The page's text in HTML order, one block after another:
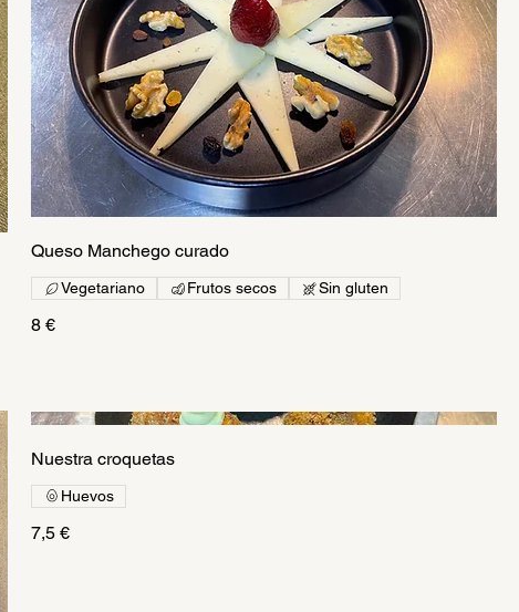
Queso Manchego curado
8 €
Vegetariano Frutos secos Sin gluten
Nuestra croquetas
7,5 €
Huevos